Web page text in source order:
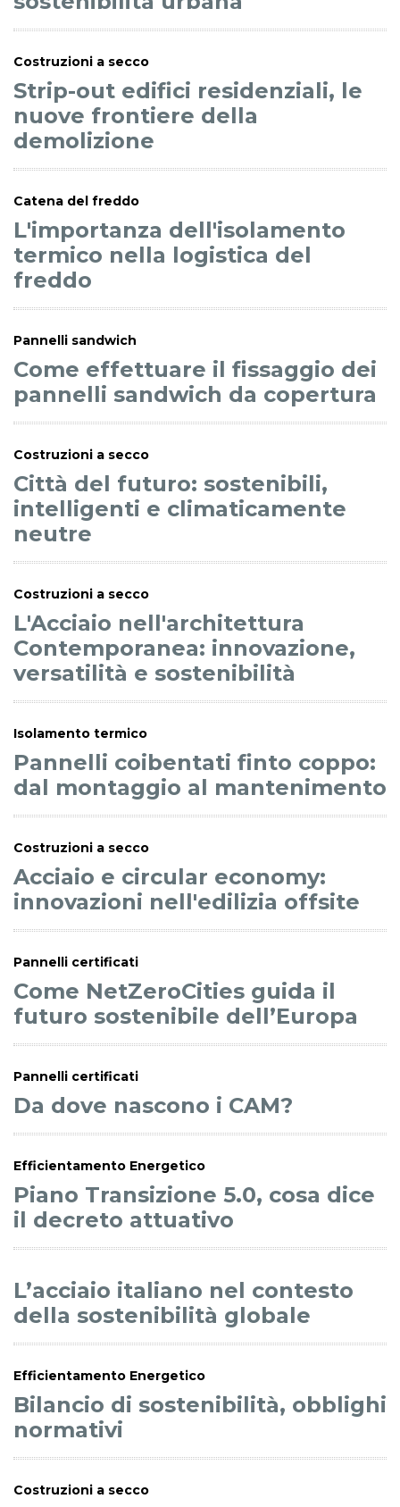
Costruzioni a secco
Strip-out edifici residenziali, le
nuove frontiere della
demolizione
Catena del freddo
L'importanza dell'isolamento
termico nella logistica del
freddo
Pannelli sandwich
Come effettuare il fissaggio dei
pannelli sandwich da copertura
Costruzioni a secco
Città del futuro: sostenibili,
intelligenti e climaticamente
neutre
Costruzioni a secco
L'Acciaio nell'architettura
Contemporanea: innovazione,
versatilità e sostenibilità
Isolamento termico
Pannelli coibentati finto coppo:
dal montaggio al mantenimento
Costruzioni a secco
Acciaio e circular economy:
innovazioni nell'edilizia offsite
Pannelli certificati
Come NetZeroCities guida il
futuro sostenibile dell’Europa
Pannelli certificati
Da dove nascono i CAM?
Efficientamento Energetico
Piano Transizione 5.0, cosa dice
il decreto attuativo
L’acciaio italiano nel contesto
della sostenibilità globale
Efficientamento Energetico
Bilancio di sostenibilità, obblighi
normativi
Costruzioni a secco